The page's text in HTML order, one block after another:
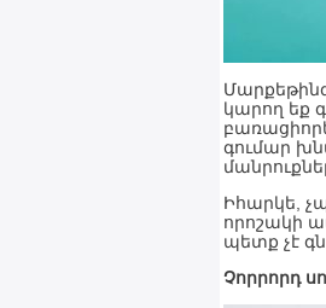
կարող եք
գումար
Իհարկե,
որոշակի
պետք չէ
Չորրորդ